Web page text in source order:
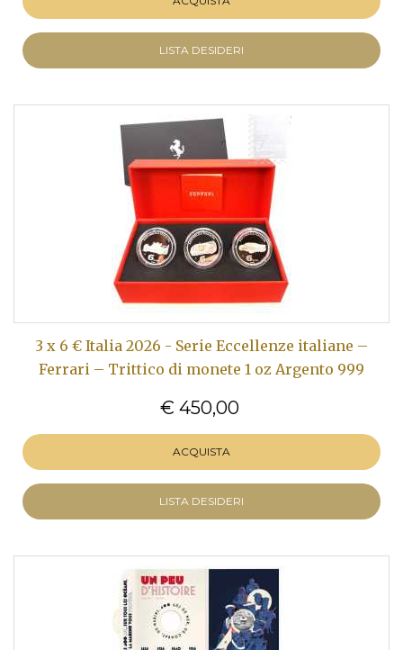
LISTA DESIDERI
3 x 6 € Italia 2026 - Serie Eccellenze italiane –
Ferrari – Trittico di monete 1 oz Argento 999
€ 450,00
ACQUISTA
LISTA DESIDERI